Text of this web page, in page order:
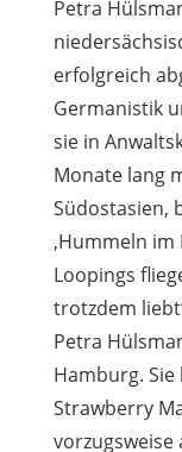
Petra
erfolgreich
Germanistik
sie in
Monate lang
Südostasien,
‚Hummeln im
Loopings
trotzdem
Petra
Hamburg.
Strawberry
vorzugsweise